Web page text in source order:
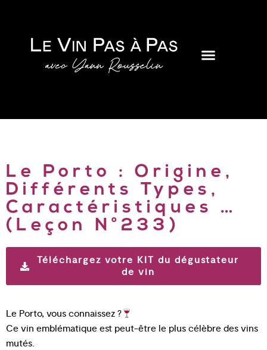
Le Porto : Origine,
Différents Types,
Caractéristiques …
(Leçon N°233)
Téléchargez votre KIT du dégustateur
de vin
Le Porto, vous connaissez ?
Ce vin emblématique est peut-être le plus célèbre des vins
mutés.